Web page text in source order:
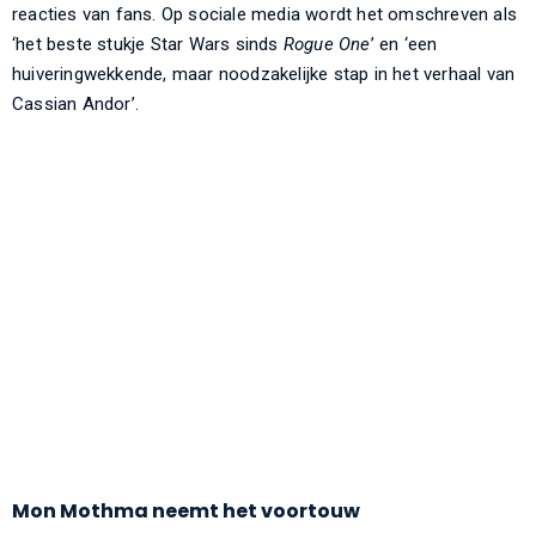
reacties van fans. Op sociale media wordt het omschreven als
‘het beste stukje Star Wars sinds Rogue One’ en ‘een
huiveringwekkende, maar noodzakelijke stap in het verhaal van
Cassian Andor’.
Mon Mothma neemt het voortouw